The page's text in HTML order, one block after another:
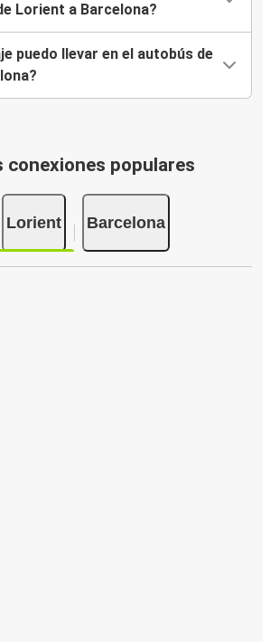
Lorient a Barcelona?
puedo llevar en el autobús de
conexiones populares
Lorient Barcelona